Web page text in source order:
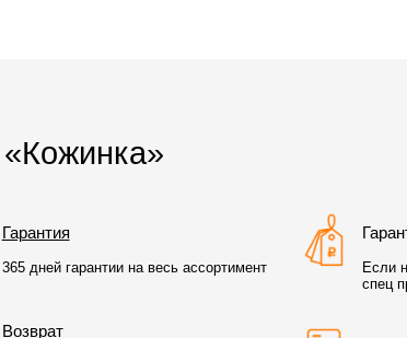
Гарантия
365 дней гарантии на весь ассортимент
Возврат
Если
спец